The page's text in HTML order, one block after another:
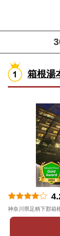
箱根湯
神奈川県足柄下郡箱